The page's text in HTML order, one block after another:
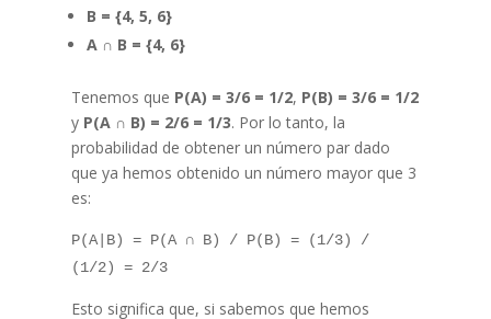
B = {4, 5, 6}
A ∩ B = {4, 6}
Tenemos que P(A) = 3/6 = 1/2, P(B) = 3/6 = 1/2
y P(A ∩ B) = 2/6 = 1/3. Por lo tanto, la
probabilidad de obtener un número par dado
que ya hemos obtenido un número mayor que 3
es:
P(A|B) = P(A ∩ B) / P(B) = (1/3) /
(1/2) = 2/3
Esto significa que, si sabemos que hemos